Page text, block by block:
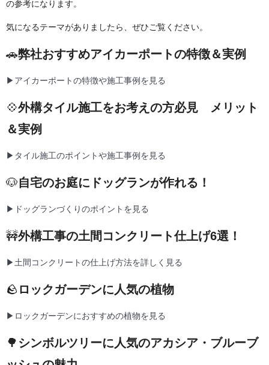
の参考になります。
気になるテーマがありましたら、ぜひご覧ください。
🚗弊社おすすめアイカーポートの特徴＆実例
▶アイカーポートの特徴や施工事例を見る
💠外構タイル施工をお考えの方必見 メリット
＆実例
▶タイル施工のポイントや施工事例を見る
🐶自宅のお庭にドッグランが作れる！
▶ドッグランづくりのポイントを見る
🚧外構工事の土間コンクリート仕上げ6選！
▶土間コンクリートの仕上げ方法を詳しく見る
🪨 ロックガーデンに人気の植物
▶ロックガーデンにおすすめの植物を見る
🌳 シンボルツリーに人気のアカシア・ブルーブ